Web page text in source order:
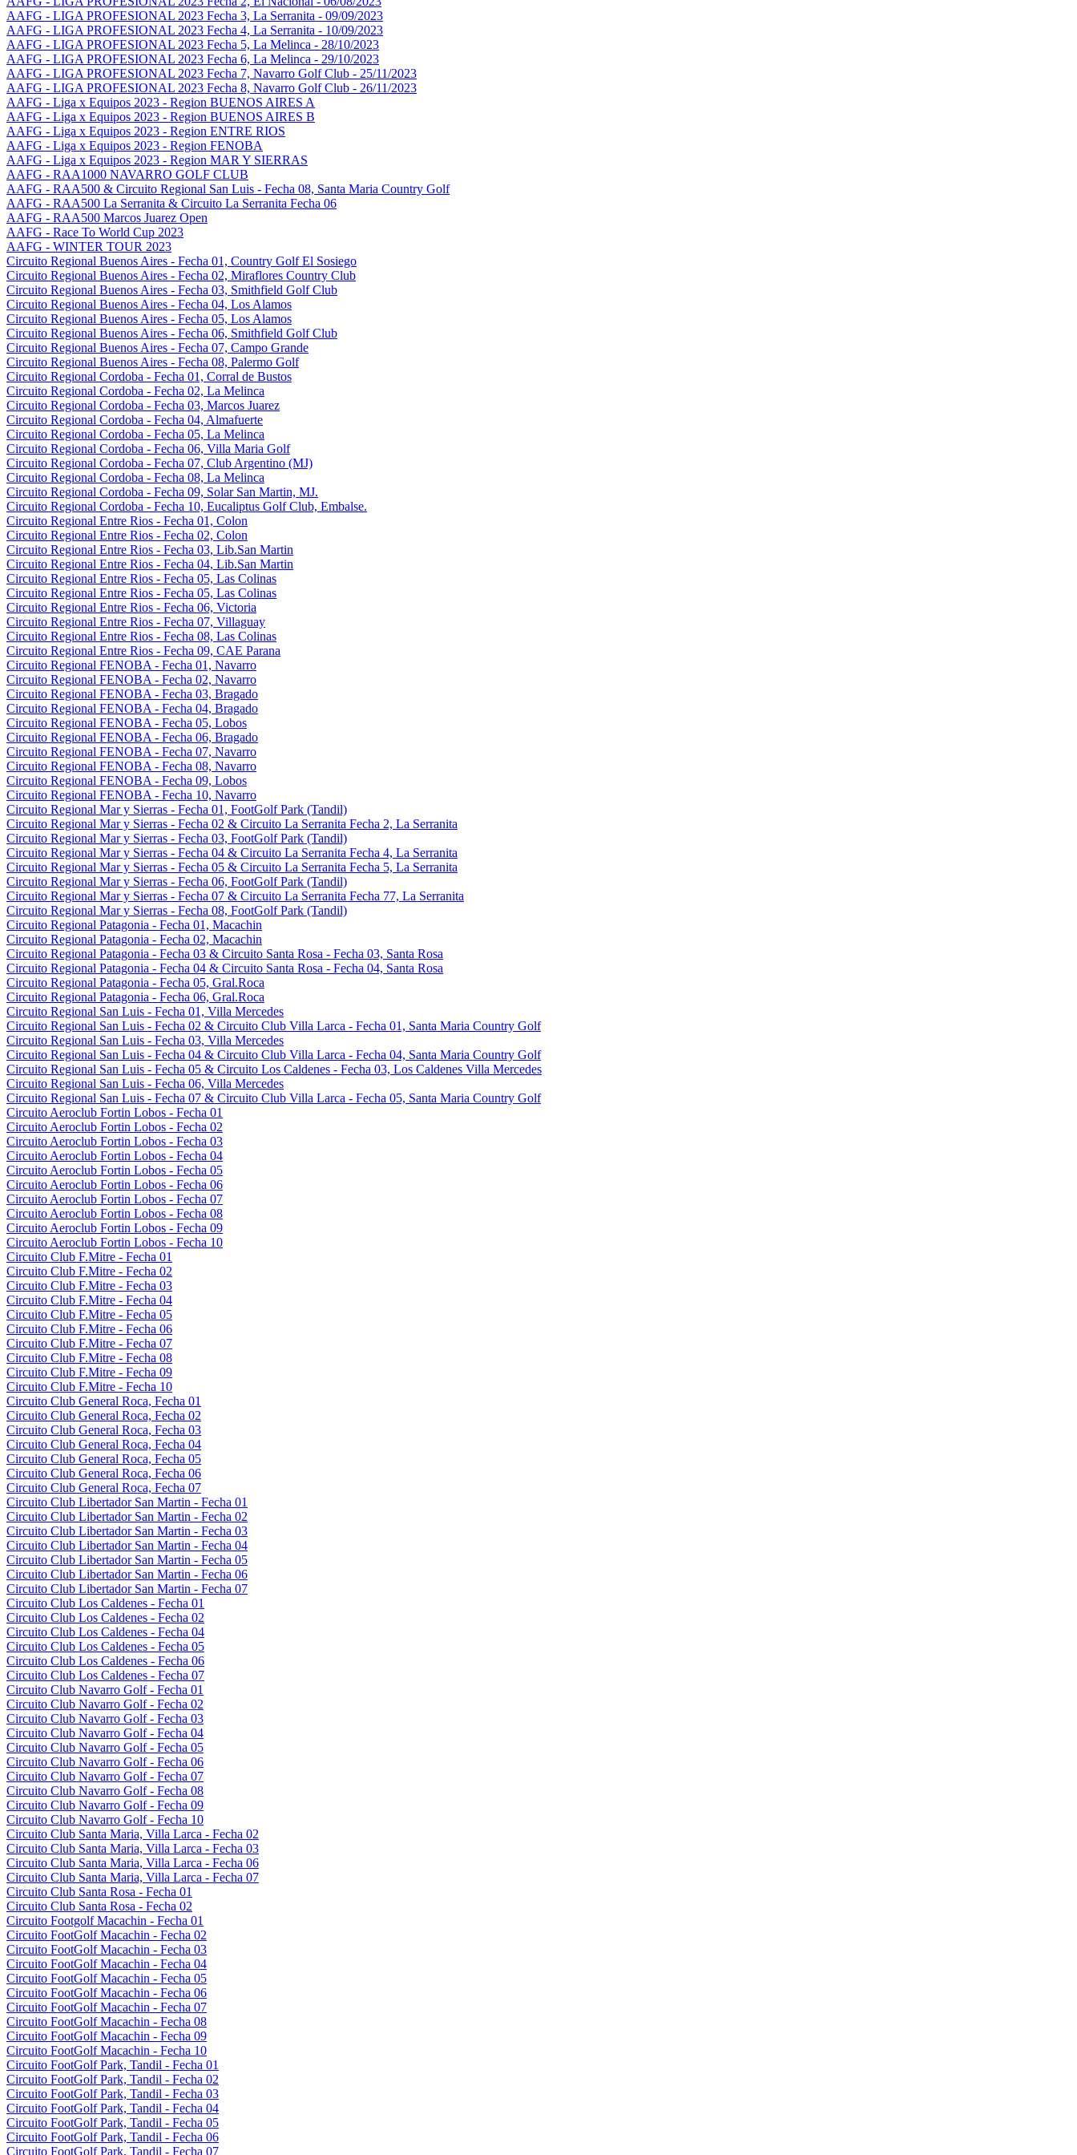
AAFG - LIGA PROFESIONAL 2023 Fecha 3, La Serranita - 09/09/2023
AAFG - LIGA PROFESIONAL 2023 Fecha 4, La Serranita - 10/09/2023
AAFG - LIGA PROFESIONAL 2023 Fecha 5, La Melinca - 28/10/2023
AAFG - LIGA PROFESIONAL 2023 Fecha 6, La Melinca - 29/10/2023
AAFG - LIGA PROFESIONAL 2023 Fecha 7, Navarro Golf Club - 25/11/2023
AAFG - LIGA PROFESIONAL 2023 Fecha 8, Navarro Golf Club - 26/11/2023
AAFG - Liga x Equipos 2023 - Region BUENOS AIRES A
AAFG - Liga x Equipos 2023 - Region BUENOS AIRES B
AAFG - Liga x Equipos 2023 - Region ENTRE RIOS
AAFG - Liga x Equipos 2023 - Region FENOBA
AAFG - Liga x Equipos 2023 - Region MAR Y SIERRAS
AAFG - RAA1000 NAVARRO GOLF CLUB
AAFG - RAA500 & Circuito Regional San Luis - Fecha 08, Santa Maria Country Golf
AAFG - RAA500 La Serranita & Circuito La Serranita Fecha 06
AAFG - RAA500 Marcos Juarez Open
AAFG - Race To World Cup 2023
AAFG - WINTER TOUR 2023
Circuito Regional Buenos Aires - Fecha 01, Country Golf El Sosiego
Circuito Regional Buenos Aires - Fecha 02, Miraflores Country Club
Circuito Regional Buenos Aires - Fecha 03, Smithfield Golf Club
Circuito Regional Buenos Aires - Fecha 04, Los Alamos
Circuito Regional Buenos Aires - Fecha 05, Los Alamos
Circuito Regional Buenos Aires - Fecha 06, Smithfield Golf Club
Circuito Regional Buenos Aires - Fecha 07, Campo Grande
Circuito Regional Buenos Aires - Fecha 08, Palermo Golf
Circuito Regional Cordoba - Fecha 01, Corral de Bustos
Circuito Regional Cordoba - Fecha 02, La Melinca
Circuito Regional Cordoba - Fecha 03, Marcos Juarez
Circuito Regional Cordoba - Fecha 04, Almafuerte
Circuito Regional Cordoba - Fecha 05, La Melinca
Circuito Regional Cordoba - Fecha 06, Villa Maria Golf
Circuito Regional Cordoba - Fecha 07, Club Argentino (MJ)
Circuito Regional Cordoba - Fecha 08, La Melinca
Circuito Regional Cordoba - Fecha 09, Solar San Martin, MJ.
Circuito Regional Cordoba - Fecha 10, Eucaliptus Golf Club, Embalse.
Circuito Regional Entre Rios - Fecha 01, Colon
Circuito Regional Entre Rios - Fecha 02, Colon
Circuito Regional Entre Rios - Fecha 03, Lib.San Martin
Circuito Regional Entre Rios - Fecha 04, Lib.San Martin
Circuito Regional Entre Rios - Fecha 05, Las Colinas
Circuito Regional Entre Rios - Fecha 05, Las Colinas
Circuito Regional Entre Rios - Fecha 06, Victoria
Circuito Regional Entre Rios - Fecha 07, Villaguay
Circuito Regional Entre Rios - Fecha 08, Las Colinas
Circuito Regional Entre Rios - Fecha 09, CAE Parana
Circuito Regional FENOBA - Fecha 01, Navarro
Circuito Regional FENOBA - Fecha 02, Navarro
Circuito Regional FENOBA - Fecha 03, Bragado
Circuito Regional FENOBA - Fecha 04, Bragado
Circuito Regional FENOBA - Fecha 05, Lobos
Circuito Regional FENOBA - Fecha 06, Bragado
Circuito Regional FENOBA - Fecha 07, Navarro
Circuito Regional FENOBA - Fecha 08, Navarro
Circuito Regional FENOBA - Fecha 09, Lobos
Circuito Regional FENOBA - Fecha 10, Navarro
Circuito Regional Mar y Sierras - Fecha 01, FootGolf Park (Tandil)
Circuito Regional Mar y Sierras - Fecha 02 & Circuito La Serranita Fecha 2, La Serranita
Circuito Regional Mar y Sierras - Fecha 03, FootGolf Park (Tandil)
Circuito Regional Mar y Sierras - Fecha 04 & Circuito La Serranita Fecha 4, La Serranita
Circuito Regional Mar y Sierras - Fecha 05 & Circuito La Serranita Fecha 5, La Serranita
Circuito Regional Mar y Sierras - Fecha 06, FootGolf Park (Tandil)
Circuito Regional Mar y Sierras - Fecha 07 & Circuito La Serranita Fecha 77, La Serranita
Circuito Regional Mar y Sierras - Fecha 08, FootGolf Park (Tandil)
Circuito Regional Patagonia - Fecha 01, Macachin
Circuito Regional Patagonia - Fecha 02, Macachin
Circuito Regional Patagonia - Fecha 03 & Circuito Santa Rosa - Fecha 03, Santa Rosa
Circuito Regional Patagonia - Fecha 04 & Circuito Santa Rosa - Fecha 04, Santa Rosa
Circuito Regional Patagonia - Fecha 05, Gral.Roca
Circuito Regional Patagonia - Fecha 06, Gral.Roca
Circuito Regional San Luis - Fecha 01, Villa Mercedes
Circuito Regional San Luis - Fecha 02 & Circuito Club Villa Larca - Fecha 01, Santa Maria Country Golf
Circuito Regional San Luis - Fecha 03, Villa Mercedes
Circuito Regional San Luis - Fecha 04 & Circuito Club Villa Larca - Fecha 04, Santa Maria Country Golf
Circuito Regional San Luis - Fecha 05 & Circuito Los Caldenes - Fecha 03, Los Caldenes Villa Mercedes
Circuito Regional San Luis - Fecha 06, Villa Mercedes
Circuito Regional San Luis - Fecha 07 & Circuito Club Villa Larca - Fecha 05, Santa Maria Country Golf
Circuito Aeroclub Fortin Lobos - Fecha 01
Circuito Aeroclub Fortin Lobos - Fecha 02
Circuito Aeroclub Fortin Lobos - Fecha 03
Circuito Aeroclub Fortin Lobos - Fecha 04
Circuito Aeroclub Fortin Lobos - Fecha 05
Circuito Aeroclub Fortin Lobos - Fecha 06
Circuito Aeroclub Fortin Lobos - Fecha 07
Circuito Aeroclub Fortin Lobos - Fecha 08
Circuito Aeroclub Fortin Lobos - Fecha 09
Circuito Aeroclub Fortin Lobos - Fecha 10
Circuito Club F.Mitre - Fecha 01
Circuito Club F.Mitre - Fecha 02
Circuito Club F.Mitre - Fecha 03
Circuito Club F.Mitre - Fecha 04
Circuito Club F.Mitre - Fecha 05
Circuito Club F.Mitre - Fecha 06
Circuito Club F.Mitre - Fecha 07
Circuito Club F.Mitre - Fecha 08
Circuito Club F.Mitre - Fecha 09
Circuito Club F.Mitre - Fecha 10
Circuito Club General Roca, Fecha 01
Circuito Club General Roca, Fecha 02
Circuito Club General Roca, Fecha 03
Circuito Club General Roca, Fecha 04
Circuito Club General Roca, Fecha 05
Circuito Club General Roca, Fecha 06
Circuito Club General Roca, Fecha 07
Circuito Club Libertador San Martin - Fecha 01
Circuito Club Libertador San Martin - Fecha 02
Circuito Club Libertador San Martin - Fecha 03
Circuito Club Libertador San Martin - Fecha 04
Circuito Club Libertador San Martin - Fecha 05
Circuito Club Libertador San Martin - Fecha 06
Circuito Club Libertador San Martin - Fecha 07
Circuito Club Los Caldenes - Fecha 01
Circuito Club Los Caldenes - Fecha 02
Circuito Club Los Caldenes - Fecha 04
Circuito Club Los Caldenes - Fecha 05
Circuito Club Los Caldenes - Fecha 06
Circuito Club Los Caldenes - Fecha 07
Circuito Club Navarro Golf - Fecha 01
Circuito Club Navarro Golf - Fecha 02
Circuito Club Navarro Golf - Fecha 03
Circuito Club Navarro Golf - Fecha 04
Circuito Club Navarro Golf - Fecha 05
Circuito Club Navarro Golf - Fecha 06
Circuito Club Navarro Golf - Fecha 07
Circuito Club Navarro Golf - Fecha 08
Circuito Club Navarro Golf - Fecha 09
Circuito Club Navarro Golf - Fecha 10
Circuito Club Santa Maria, Villa Larca - Fecha 02
Circuito Club Santa Maria, Villa Larca - Fecha 03
Circuito Club Santa Maria, Villa Larca - Fecha 06
Circuito Club Santa Maria, Villa Larca - Fecha 07
Circuito Club Santa Rosa - Fecha 01
Circuito Club Santa Rosa - Fecha 02
Circuito Footgolf Macachin - Fecha 01
Circuito FootGolf Macachin - Fecha 02
Circuito FootGolf Macachin - Fecha 03
Circuito FootGolf Macachin - Fecha 04
Circuito FootGolf Macachin - Fecha 05
Circuito FootGolf Macachin - Fecha 06
Circuito FootGolf Macachin - Fecha 07
Circuito FootGolf Macachin - Fecha 08
Circuito FootGolf Macachin - Fecha 09
Circuito FootGolf Macachin - Fecha 10
Circuito FootGolf Park, Tandil - Fecha 01
Circuito FootGolf Park, Tandil - Fecha 02
Circuito FootGolf Park, Tandil - Fecha 03
Circuito FootGolf Park, Tandil - Fecha 04
Circuito FootGolf Park, Tandil - Fecha 05
Circuito FootGolf Park, Tandil - Fecha 06
Circuito FootGolf Park, Tandil - Fecha 07